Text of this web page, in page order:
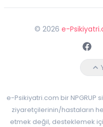
© 2026 e-
e-Psikiyatri.com bir NPGRUP
ziyaretçilerinin/hastaların
etmek değil, desteklemek